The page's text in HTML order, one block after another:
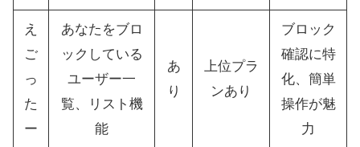
え
ご
っ
た
ー
あなたをブロ
ックしている
ユーザー一
覧、リスト機
能
あ
り
上位プラ
ンあり
ブロック
確認に特
化、簡単
操作が魅
力